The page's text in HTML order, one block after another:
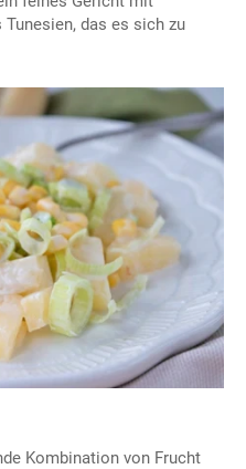
Tunesien, das es sich zu
Kombination von Frucht